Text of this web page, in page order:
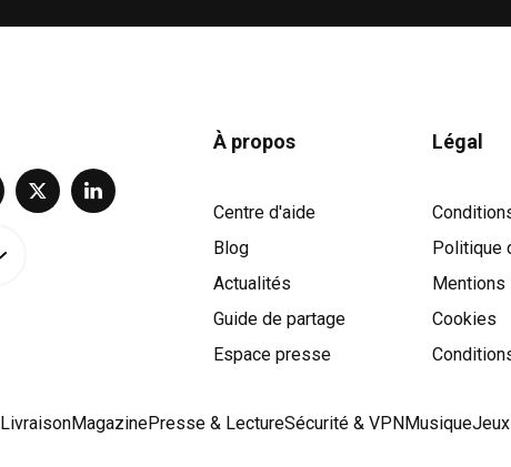
À propos
Centre d'aide
Blog
Actualités
Guide de partage
Espace presse
Légal
Politique
Mentions
Cookies
Cookies
LivraisonMagazinePresse & LectureSécurité & VPNMusique